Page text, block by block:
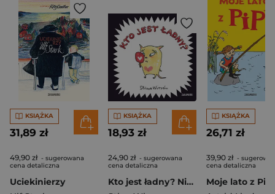
KSIĄŻKA
31,89 zł
49,90 zł - sugerowana
cena detaliczna
Uciekinierzy
KSIĄŻKA
18,93 zł
24,90 zł - sugerowana
cena detaliczna
Kto jest ładny? Niewielkie Książki o Wielkich Emocjach
KSIĄŻKA
26,71 zł
39,90 zł -
cena detaliczna
Moje lato z